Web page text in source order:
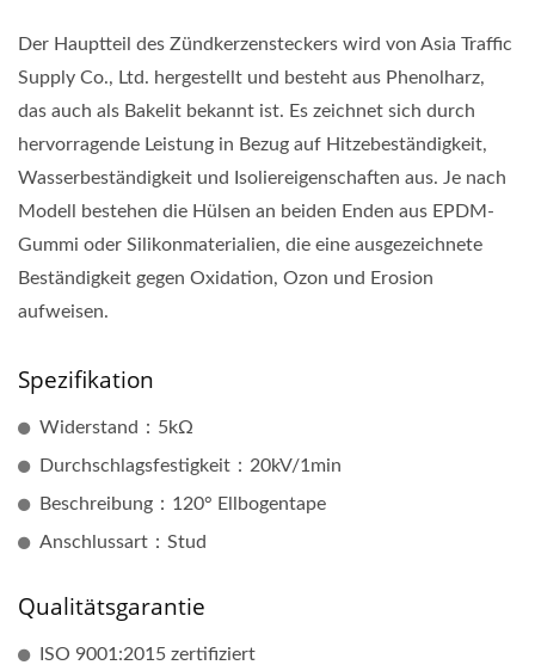
Der Hauptteil des Zündkerzensteckers wird von Asia Traffic
Supply Co., Ltd. hergestellt und besteht aus Phenolharz,
das auch als Bakelit bekannt ist. Es zeichnet sich durch
hervorragende Leistung in Bezug auf Hitzebeständigkeit,
Wasserbeständigkeit und Isoliereigenschaften aus. Je nach
Modell bestehen die Hülsen an beiden Enden aus EPDM-
Gummi oder Silikonmaterialien, die eine ausgezeichnete
Beständigkeit gegen Oxidation, Ozon und Erosion
aufweisen.
Spezifikation
Widerstand：5kΩ
Durchschlagsfestigkeit：20kV/1min
Beschreibung：120° Ellbogentape
Anschlussart：Stud
Qualitätsgarantie
ISO 9001:2015 zertifiziert